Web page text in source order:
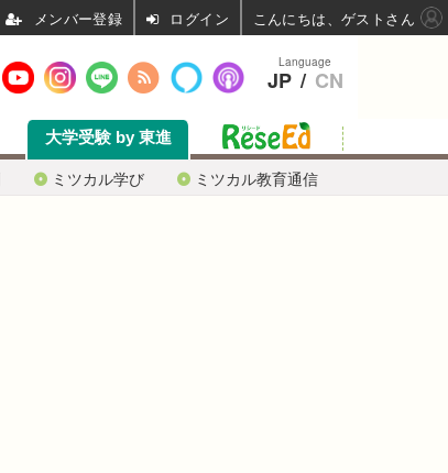
ミツカル学び ミツカル教育通信
大学受験 by 東進
Language
JP / CN
ログイン こんにちは、ゲストさん